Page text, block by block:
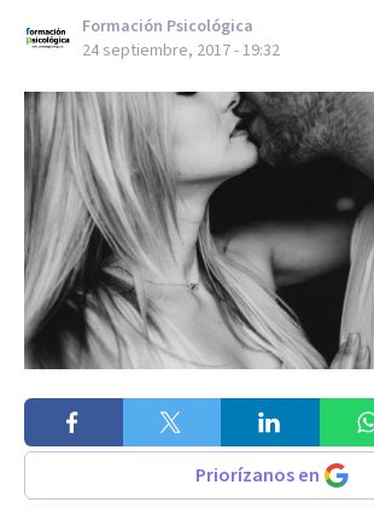
Formación Psicológica
24 septiembre, 2017 - 19:32
Priorízanos en